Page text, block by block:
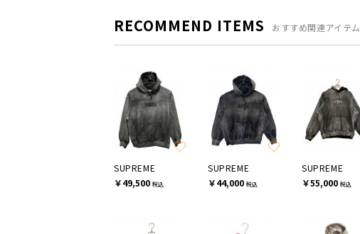
RECOMMEND ITEMS おすすめ関連アイテム
SUPREME
￥49,500 税込
SUPREME
￥44,000 税込
SUPREME
￥55,000 税込